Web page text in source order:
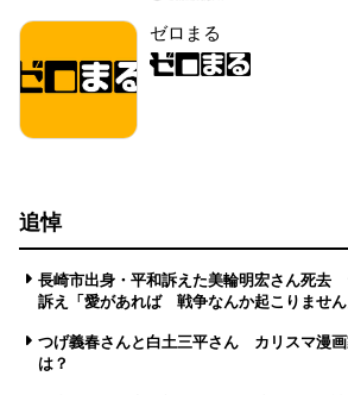
ゼロまる
追悼
長崎市出身・平和訴えた美輪明宏さん死去
訴え「愛があれば 戦争なんか起こりません
つげ義春さんと白土三平さん カリスマ漫画
は？